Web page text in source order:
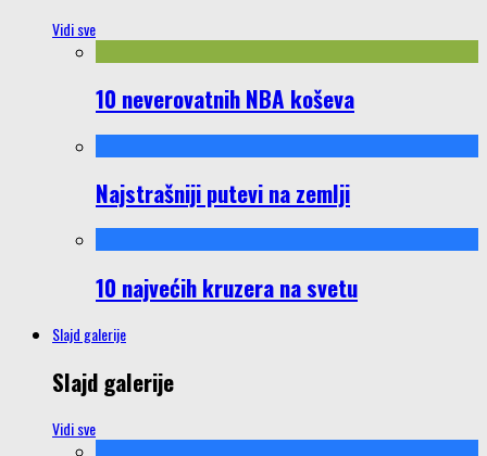
Vidi sve
10 neverovatnih NBA koševa
Najstrašniji putevi na zemlji
10 najvećih kruzera na svetu
Slajd galerije
Slajd galerije
Vidi sve